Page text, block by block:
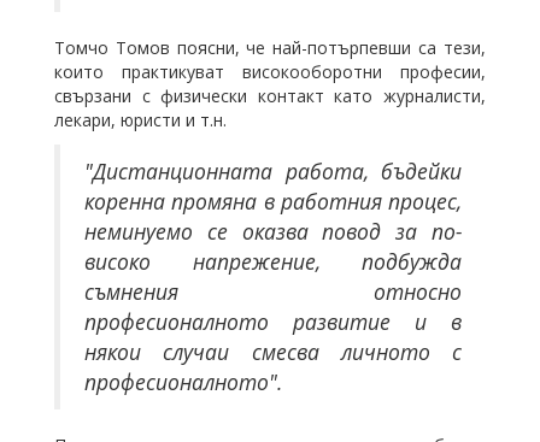
Томчо Томов поясни, че най-потърпевши са тези,
които практикуват високооборотни професии,
свързани с физически контакт като журналисти,
лекари, юристи и т.н.
"Дистанционната работа, бъдейки
коренна промяна в работния процес,
неминуемо се оказва повод за по-
високо напрежение, подбужда
съмнения относно
професионалното развитие и в
някои случаи смесва личното с
професионалното".